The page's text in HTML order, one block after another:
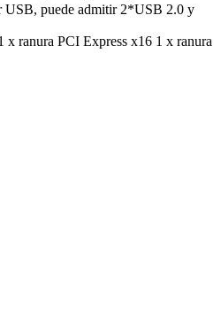
USB, puede admitir 2*USB 2.0 y
x ranura PCI Express x16 1 x ranura